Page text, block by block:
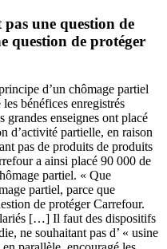
une question de
question de protéger
d’un chômage partiel
bénéfices enregistrés
grandes enseignes ont placé
d’activité partielle, en raison
pas de produits de produits
a ainsi placé 90 000 de
partiel. « Que
partiel, parce que
de protéger Carrefour.
[…] Il faut des dispositifs
ne souhaitant pas d’ « usine